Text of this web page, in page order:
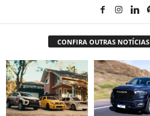
CONFIRA OUTRAS NOTÍCIAS